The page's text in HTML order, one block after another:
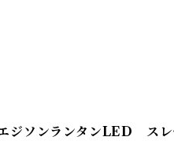
ジソンランタンLED スレ